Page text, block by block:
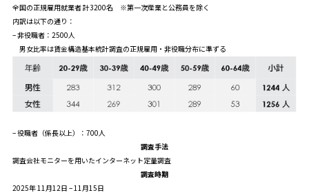
全国の正規雇用就業者 計3200名 ※第一次産業と公務員を除く
内訳は以下の通り：
– 非役職者：2500人
男女比率は賃金構造基本統計調査の正規雇用・非役職分布に準ずる
– 役職者（係長以上）：700人
調査手法
調査会社モニターを用いたインターネット定量調査
調査時期
2025年 11月12日 – 11月15日